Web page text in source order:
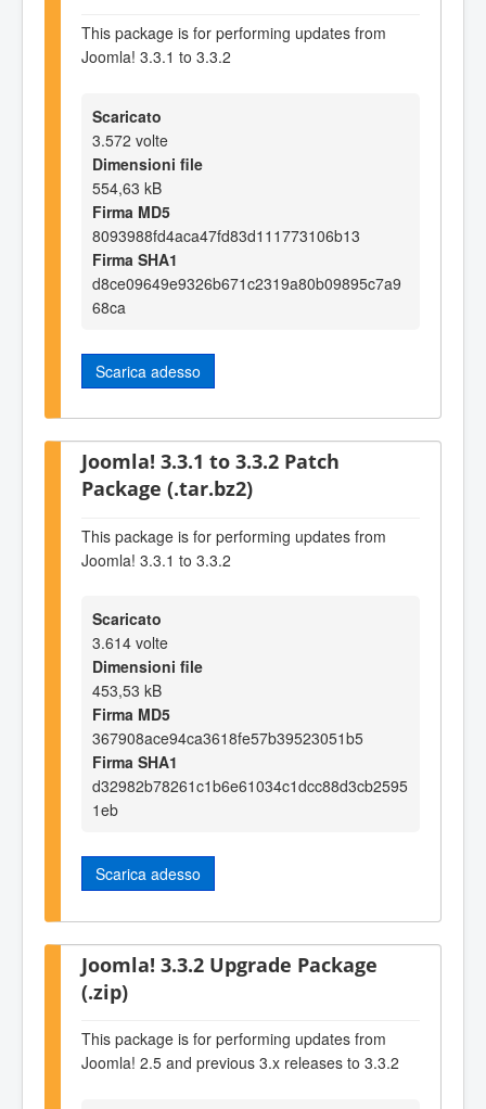
This package is for performing updates from
Joomla! 3.3.1 to 3.3.2
Scaricato
3.572 volte
Dimensioni file
554,63 kB
Firma MD5
8093988fd4aca47fd83d111773106b13
Firma SHA1
d8ce09649e9326b671c2319a80b09895c7a9
68ca
Scarica adesso
Joomla! 3.3.1 to 3.3.2 Patch
Package (.tar.bz2)
This package is for performing updates from
Joomla! 3.3.1 to 3.3.2
Scaricato
3.614 volte
Dimensioni file
453,53 kB
Firma MD5
367908ace94ca3618fe57b39523051b5
Firma SHA1
d32982b78261c1b6e61034c1dcc88d3cb2595
1eb
Scarica adesso
Joomla! 3.3.2 Upgrade Package
(.zip)
This package is for performing updates from
Joomla! 2.5 and previous 3.x releases to 3.3.2